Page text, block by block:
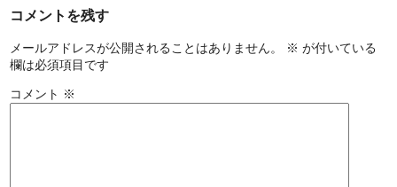
コメントを残す
メールアドレスが公開されることはありません。 ※ が付いている
欄は必須項目です
コメント ※